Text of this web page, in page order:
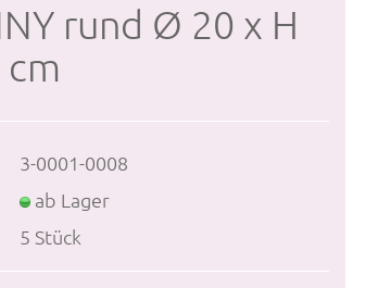
rund Ø 20 x H
cm
3-0001-0008
ab Lager
5 Stück